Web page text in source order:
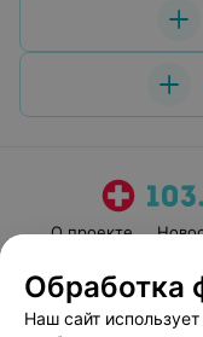
О проекте
Обработка
Наш сайт